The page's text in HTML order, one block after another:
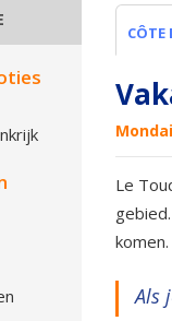
CÔTE
Le
komen.
Als